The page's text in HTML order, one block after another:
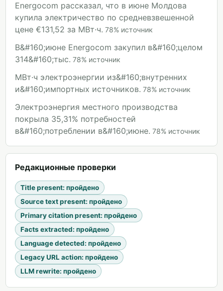
Energocom рассказал, что в июне Молдова
купила электричество по средневзвешенной
цене €131,52 за МВт·ч. 78% источник
В&#160;июне Energocom закупил в&#160;целом
314&#160;тыс. 78% источник
МВт·ч электроэнергии из&#160;внутренних
и&#160;импортных источников. 78% источник
Электроэнергия местного производства
покрыла 35,31% потребностей
в&#160;потреблении в&#160;июне. 78% источник
Редакционные проверки
Title present: пройдено
Source text present: пройдено
Primary citation present: пройдено
Facts extracted: пройдено
Language detected: пройдено
Legacy URL action: пройдено
LLM rewrite: пройдено